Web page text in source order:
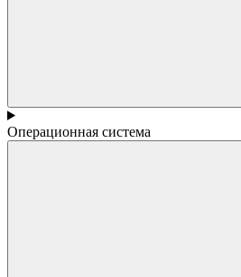
Операционная система